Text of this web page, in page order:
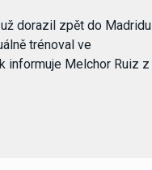
dorazil zpět do Madridu
trénoval ve
informuje Melchor Ruiz z